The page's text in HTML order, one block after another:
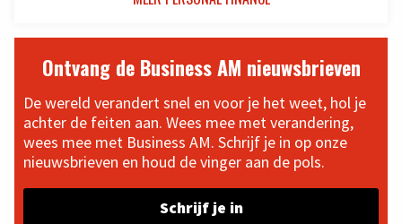
Ontvang de Business AM nieuwsbrieven
De wereld verandert snel en voor je het weet, hol je
achter de feiten aan. Wees mee met verandering,
wees mee met Business AM. Schrijf je in op onze
nieuwsbrieven en houd de vinger aan de pols.
Schrijf je in